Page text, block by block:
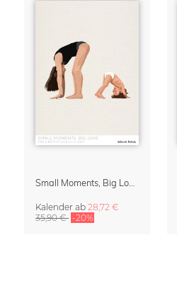
Kalender ab 28,72 €
35,90 € -20%